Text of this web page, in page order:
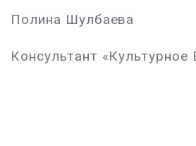
Полина Шулбаева
Консультант